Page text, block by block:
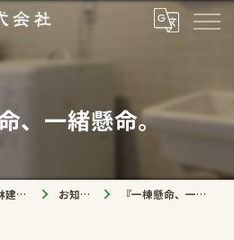
、一緒懸命。
大多喜町の工務店なら平林建設株式会社 お知らせ 『一棟懸命、一緒懸命。